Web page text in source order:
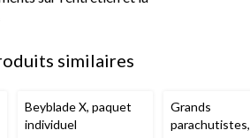
similaires
Beyblade X, paquet
individuel
Grands